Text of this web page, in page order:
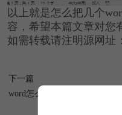
以上就是怎么把几个
容，希望本篇文章对您
如需转载请注明源网址
下一篇
word怎么设置分栏？